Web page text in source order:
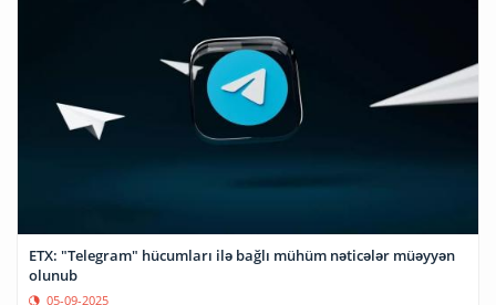
ETX: "Telegram" hücumları ilə bağlı mühüm nəticələr müəyyən
olunub
05-09-2025